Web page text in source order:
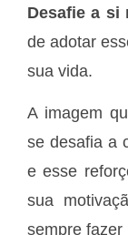
Desafie a si
de adotar
sua vida.
A imagem
se desafia a
e esse
sua
sempre fazer